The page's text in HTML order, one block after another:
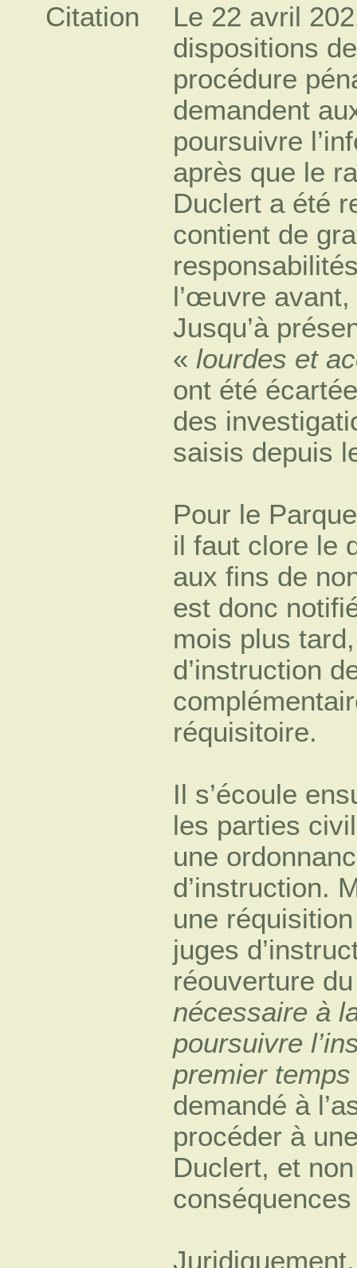
Citation
Le 22 avril
dispositions
procédure
demandent
poursuivre
après que le
Duclert a été
contient de
l’œuvre
Jusqu’à
« lourdes et
ont été
des
saisis depuis
Pour le
il faut clore le
aux fins de
est donc
mois plus
d’instruction
réquisitoire.
Il s’écoule
les parties
une
d’instruction.
une
juges
réouverture
nécessaire à
poursuivre
premier
demandé à
procéder à
Duclert, et